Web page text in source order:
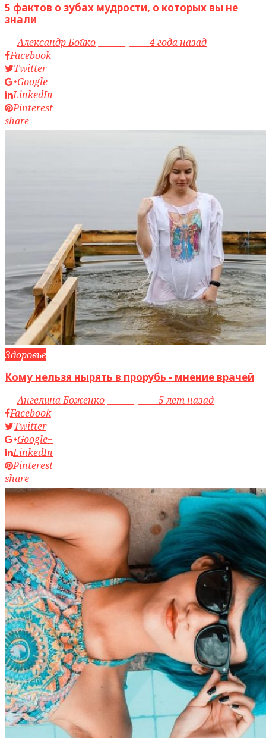
5 фактов о зубах мудрости, о которых вы не
знали
byАлександр Бойко
4 года назад
Facebook
Twitter
Google+
LinkedIn
Pinterest
share
Здоровье
Кому нельзя нырять в прорубь - мнение врачей
byАнгелина Боженко
5 лет назад
Facebook
Twitter
Google+
LinkedIn
Pinterest
share